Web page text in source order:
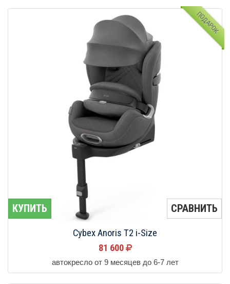
ПОДАРОК
КУПИТЬ СРАВНИТЬ
Cybex Anoris T2 i-Size
81 600
автокресло от 9 месяцев до 6-7 лет